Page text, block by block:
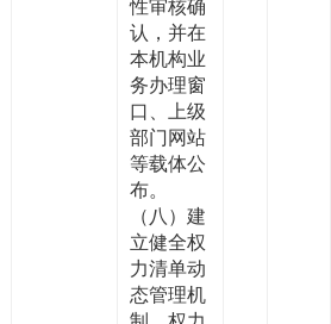
性审核确
认，并在
本机构业
务办理窗
口、上级
部门网站
等载体公
布。
（八）建
立健全权
力清单动
态管理机